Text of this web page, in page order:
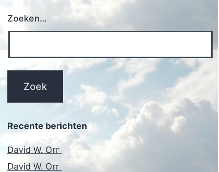
Zoeken…
Recente berichten
David W. Orr
David W. Orr